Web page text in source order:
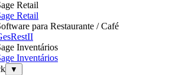
Retail
Retail
para Restaurante / Café
Inventários
Inventários
▼